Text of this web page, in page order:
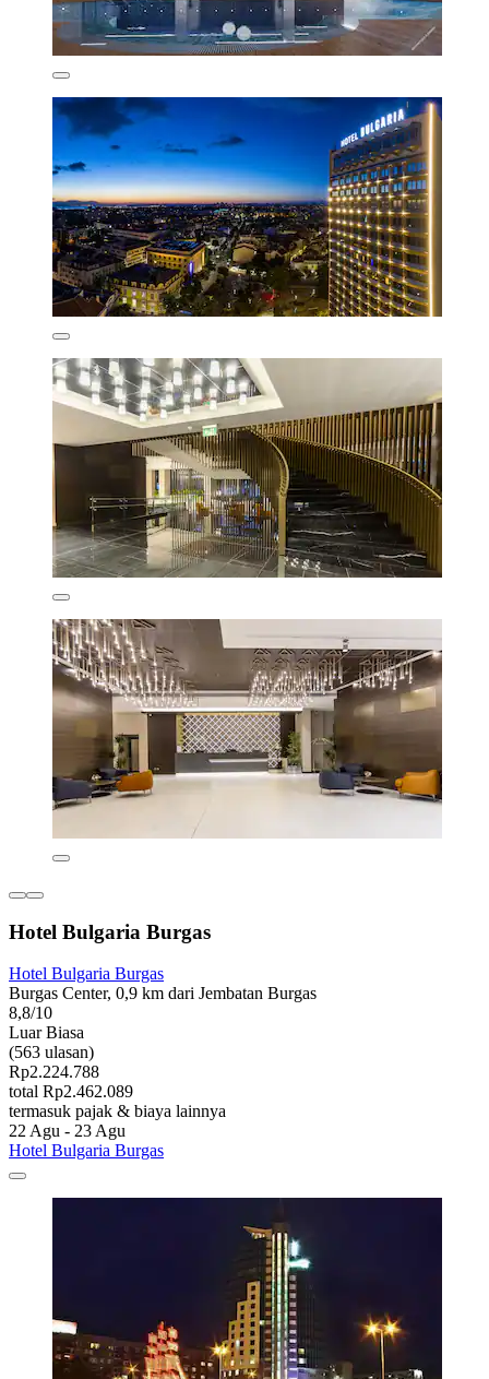
Hotel Bulgaria Burgas
Hotel Bulgaria Burgas
Burgas Center, 0,9 km dari Jembatan Burgas
8,8/10
Luar Biasa
(563 ulasan)
Rp2.224.788
total Rp2.462.089
termasuk pajak & biaya lainnya
22 Agu - 23 Agu
Hotel Bulgaria Burgas